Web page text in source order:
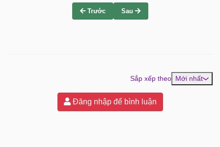
Trước Sau
Sắp xếp theo Mới nhất
Đăng nhập để bình luận